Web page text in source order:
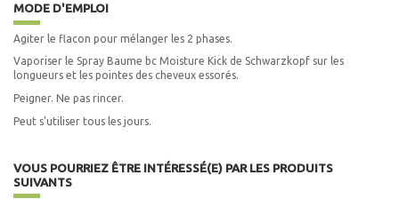
MODE D'EMPLOI
Agiter le flacon pour mélanger les 2 phases.
Vaporiser le Spray Baume bc Moisture Kick de Schwarzkopf sur les
longueurs et les pointes des cheveux essorés.
Peigner. Ne pas rincer.
Peut s'utiliser tous les jours.
VOUS POURRIEZ ÊTRE INTÉRESSÉ(E) PAR LES PRODUITS
SUIVANTS